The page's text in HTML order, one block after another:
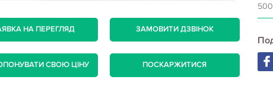
НА ПЕРЕГЛЯД ЗАМОВИТИ ДЗВІНОК
СВОЮ ЦІНУ ПОСКАРЖИТИСЯ